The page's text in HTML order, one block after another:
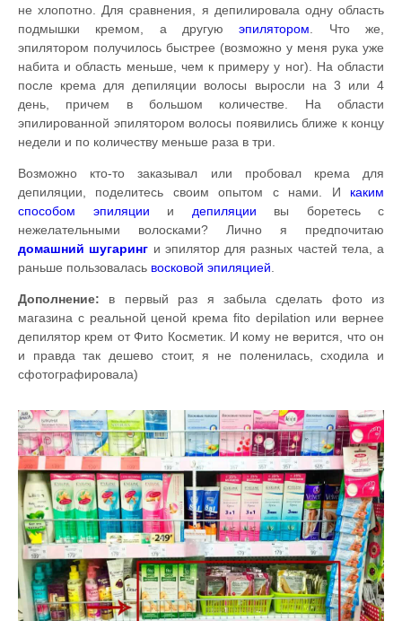
не хлопотно. Для сравнения, я депилировала одну область
подмышки кремом, а другуюэпилятором. Что же,
эпилятором получилось быстрее (возможно у меня рука уже
набита и область меньше, чем к примеру у ног). На области
после крема для депиляции волосы выросли на 3 или 4
день, причем в большом количестве. На области
эпилированной эпилятором волосы появились ближе к концу
недели и по количеству меньше раза в три.
Возможно кто-то заказывал или пробовал крема для
депиляции, поделитесь своим опытом с нами. И каким
способом эпиляции и депиляции вы боретесь с
нежелательными волосками? Лично я предпочитаю
домашний шугаринг и эпилятор для разных частей тела, а
раньше пользовалась восковой эпиляцией.
Дополнение: в первый раз я забыла сделать фото из
магазина с реальной ценой крема fito depilation или вернее
депилятор крем от Фито Косметик. И кому не верится, что он
и правда так дешево стоит, я не поленилась, сходила и
сфотографировала)